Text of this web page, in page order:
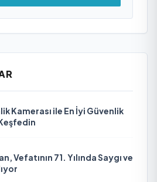
Kamerası ile En İyi Güvenlik
Vefatının 71. Yılında Saygı ve